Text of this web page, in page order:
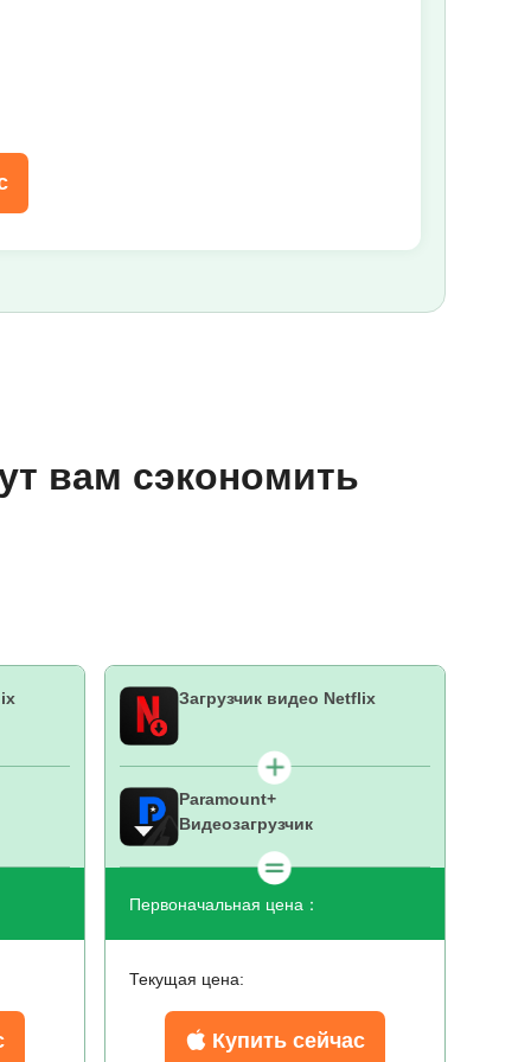
вам сэкономить
Загрузчик видео Netflix
Paramount+
Видеозагрузчик
Первоначальная цена：
Текущая цена:
Купить сейчас